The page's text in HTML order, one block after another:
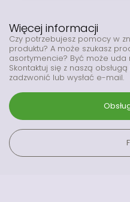
Więcej informacji
Czy potrzebujesz pomocy w
produktu? A może szukasz
asortymencie? Być może
Skontaktuj się z naszą
zadzwonić lub wysłać e-mail.